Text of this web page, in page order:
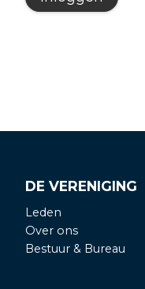
DE VERENIGING
Leden
Over ons
Bestuur & Bureau